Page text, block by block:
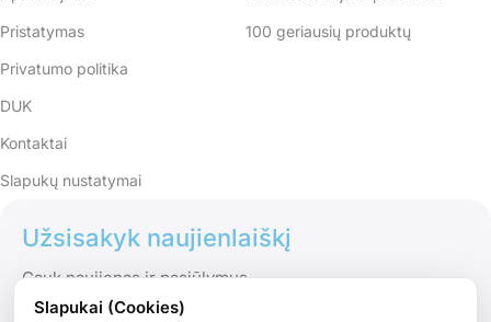
Pristatymas
Privatumo politika
DUK
Kontaktai
Slapukų nustatymai
100 geriausių produktų
Užsisakyk naujienlaiškį
Gauk naujienas ir pasiūlymus
Slapukai (Cookies)